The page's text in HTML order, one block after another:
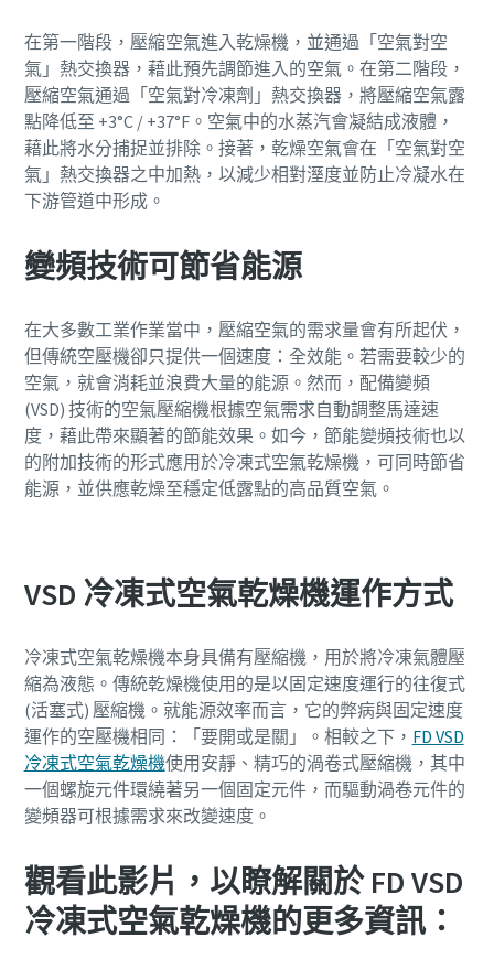
打造綠色高效生產的 10 個步驟
環保生產之碳減量 - 您需要知道的一切
深入瞭解
您所需要了解的所有氣動輸送流程相關資訊
在第一階段，壓縮空氣進入乾燥機，並通過「空氣對空
氣」熱交換器，藉此預先調節進入的空氣。在第二階段，
壓縮空氣通過「空氣對冷凍劑」熱交換器，將壓縮空氣露
點降低至 +3°C / +37°F。空氣中的水蒸汽會凝結成液體，
藉此將水分捕捉並排除。接著，乾燥空氣會在「空氣對空
氣」熱交換器之中加熱，以減少相對溼度並防止冷凝水在
下游管道中形成。
變頻技術可節省能源
在大多數工業作業當中，壓縮空氣的需求量會有所起伏，
但傳統空壓機卻只提供一個速度：全效能。若需要較少的
空氣，就會消耗並浪費大量的能源。然而，配備變頻
(VSD) 技術的空氣壓縮機根據空氣需求自動調整馬達速
度，藉此帶來顯著的節能效果。如今，節能變頻技術也以
的附加技術的形式應用於冷凍式空氣乾燥機，可同時節省
能源，並供應乾燥至穩定低露點的高品質空氣。
VSD 冷凍式空氣乾燥機運作方式
冷凍式空氣乾燥機本身具備有壓縮機，用於將冷凍氣體壓
縮為液態。傳統乾燥機使用的是以固定速度運行的往復式
(活塞式) 壓縮機。就能源效率而言，它的弊病與固定速度
運作的空壓機相同：「要開或是關」。相較之下， FD VSD
冷凍式空氣乾燥機使用安靜、精巧的渦卷式壓縮機，其中
一個螺旋元件環繞著另一個固定元件，而驅動渦卷元件的
變頻器可根據需求來改變速度。
觀看此影片，以瞭解關於 FD VSD
冷凍式空氣乾燥機的更多資訊：